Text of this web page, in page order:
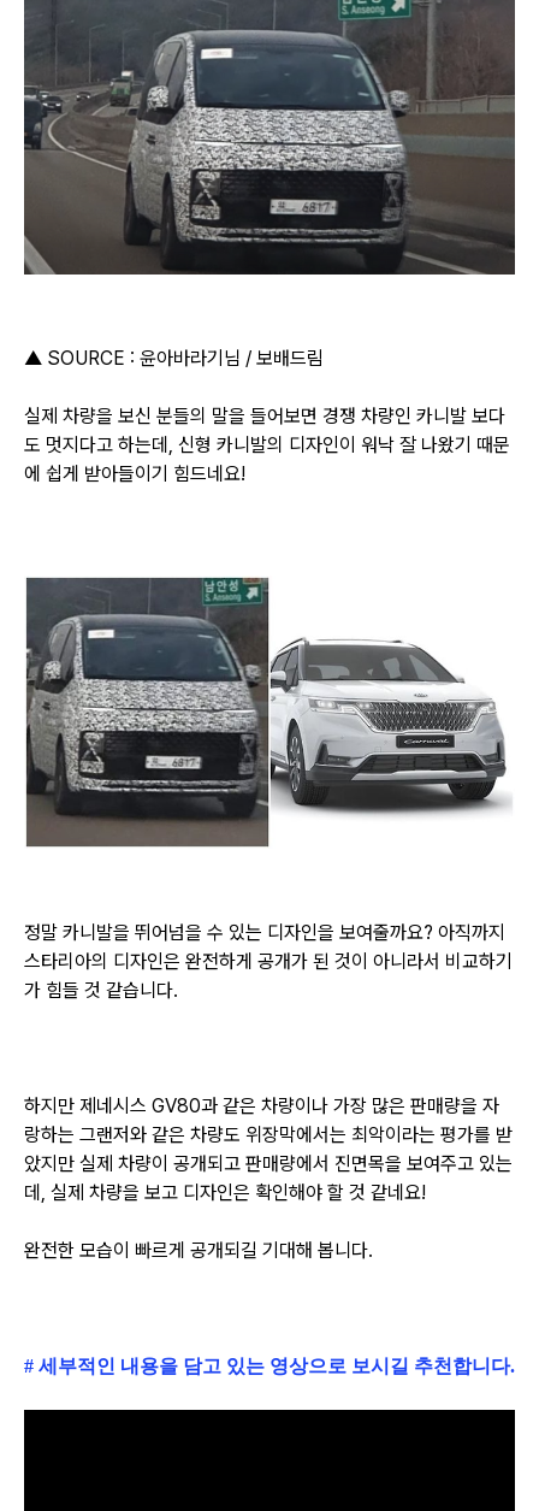
▲ SOURCE : 윤아바라기님 / 보배드림
실제 차량을 보신 분들의 말을 들어보면 경쟁 차량인 카니발 보다
도 멋지다고 하는데, 신형 카니발의 디자인이 워낙 잘 나왔기 때문
에 쉽게 받아들이기 힘드네요!
정말 카니발을 뛰어넘을 수 있는 디자인을 보여줄까요? 아직까지
스타리아의 디자인은 완전하게 공개가 된 것이 아니라서 비교하기
가 힘들 것 같습니다.
하지만 제네시스 GV80과 같은 차량이나 가장 많은 판매량을 자
랑하는 그랜저와 같은 차량도 위장막에서는 최악이라는 평가를 받
았지만 실제 차량이 공개되고 판매량에서 진면목을 보여주고 있는
데, 실제 차량을 보고 디자인은 확인해야 할 것 같네요!
완전한 모습이 빠르게 공개되길 기대해 봅니다.
# 세부적인 내용을 담고 있는 영상으로 보시길 추천합니다.